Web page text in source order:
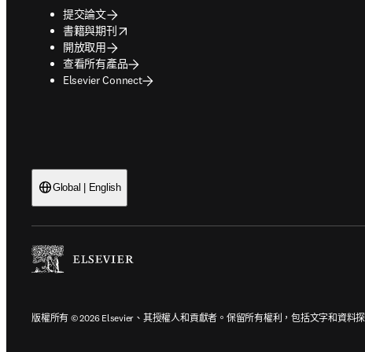
提交論文
書籍與期刊
opens in new tab/window
開放取用
查看所有產品
Elsevier Connect
Global | English
版權所有 © 2026 Elsevier、其授權人和貢獻者。保留所有權利，包括文字和資料